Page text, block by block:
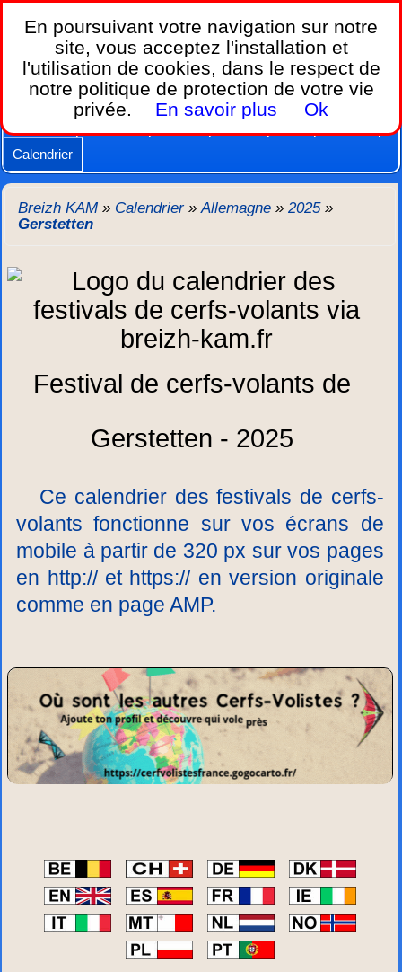
Breizh KAM,
le calendrier des festivals de cerfs-volants.
Home Lois et règles Cerfs-volants Nacelles
Supports Vidéos Autres Agenda
Calendrier
Breizh KAM » Calendrier »Allemagne »2025 »
Gerstetten
Festival de cerfs-volants de
Gerstetten - 2025
Ce calendrier des festivals de cerfs-
volants fonctionne sur vos écrans de
mobile à partir de 320 px sur vos pages
en http:// et https:// en version originale
comme en page AMP.
En poursuivant votre navigation sur notre
site, vous acceptez l'installation et
l'utilisation de cookies, dans le respect de
notre politique de protection de votre vie
privée.
En savoir plus Ok